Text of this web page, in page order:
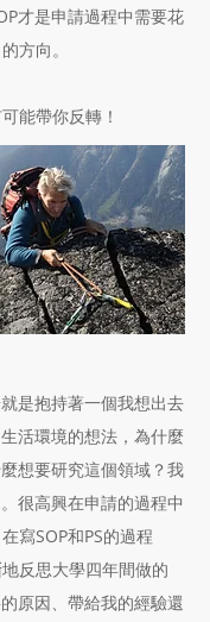
才是申請過程中需要花
方向。
能帶你反轉！
是抱持著一個我想出去
活環境的想法，為什麼
想要研究這個領域？我
很高興在申請的過程中
寫SOP和PS的過程
反思大學四年間做的
原因、帶給我的經驗還